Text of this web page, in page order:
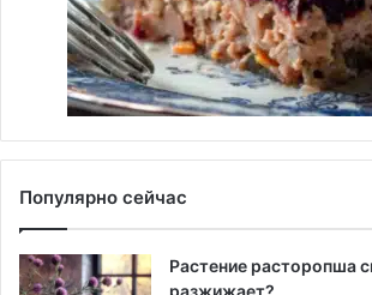
Популярно сейчас
Растение расторопша
разжижает?